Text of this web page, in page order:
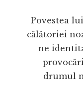
Povestea
călătoriei
ne
drumul